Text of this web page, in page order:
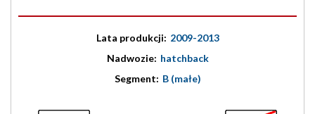
Lata produkcji: 2009-2013
Nadwozie: hatchback
Segment: B (małe)